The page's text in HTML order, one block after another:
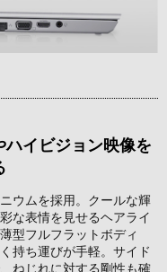
イビジョン映像を
ウムを採用。クールな輝
な表情を見せるヘアライ
型フルフラットボディ
持ち運びが手軽。サイド
ねじれに対する剛性も確